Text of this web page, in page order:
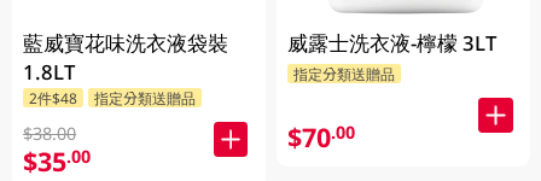
藍威寶花味洗衣液袋裝
1.8LT
2件$48 指定分類送贈品
$38.00
$35.00
威露士洗衣液-檸檬 3LT
指定分類送贈品
$70.00